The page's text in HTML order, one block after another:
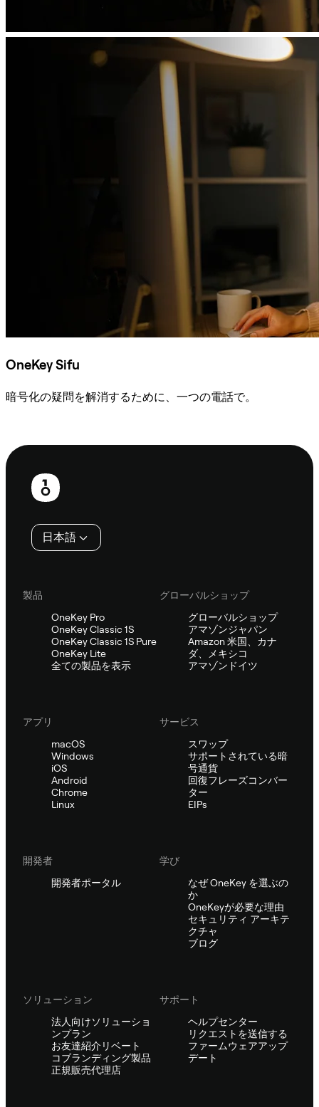
OneKey Sifu
暗号化の疑問を解消するために、一つの電話で。
フ
日本語
製品
OneKey Pro
OneKey Classic 1S
OneKey Classic 1S Pure
OneKey Lite
全ての製品を表示
グローバルショップ
グローバルショップ
アマゾンジャパン
Amazon 米国、カナ
ダ、メキシコ
アマゾンドイツ
アプリ
macOS
Windows
iOS
Android
Chrome
Linux
サービス
スワップ
サポートされている暗
号通貨
回復フレーズコンバー
ター
EIPs
開発者
開発者ポータル
学び
なぜ OneKey を選ぶの
か
OneKeyが必要な理由
セキュリティ アーキテ
クチャ
ブログ
ソリューション
法人向けソリューショ
ンプラン
お友達紹介リベート
コブランディング製品
正規販売代理店
サポート
ヘルプセンター
リクエストを送信する
ファームウェアアップ
デート